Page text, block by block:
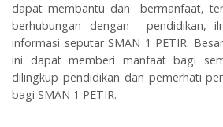
dapat membantu dan bermanfaat,
berhubungan dengan pendidikan,
informasi seputar SMAN 1 PETIR.
ini dapat memberi manfaat bagi
dilingkup pendidikan dan pemerhati
bagi SMAN 1 PETIR.